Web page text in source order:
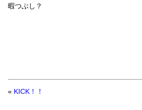
暇つぶし？
« KICK！！